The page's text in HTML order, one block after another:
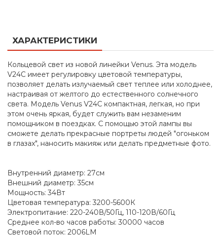
ХАРАКТЕРИСТИКИ
Кольцевой свет из новой линейки Venus. Эта модель
V24C имеет регулировку цветовой температуры,
позволяет делать излучаемый свет теплее или холоднее,
настраивая от желтого до естественного солнечного
света. Модель Venus V24C компактная, легкая, но при
этом очень яркая, будет служить вам незаменим
помощником в поездках. С помощью этой лампы вы
сможете делать прекрасные портреты людей "огоньком
в глазах", наносить макияж или делать предметные фото.
Внутренний диаметр: 27см
Внешний диаметр: 35см
Мощность: 34Вт
Цветовая температура: 3200-5600К
Электропитание: 220-240В/50Гц, 110-120В/60Гц
Среднее кол-во часов работы: 30000 часов
Световой поток: 2006LM